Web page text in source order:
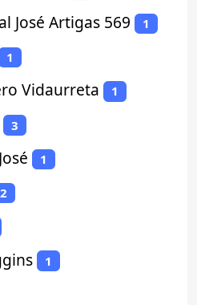
José Artigas 569 1
1
Vidaurreta 1
3
1
2
1